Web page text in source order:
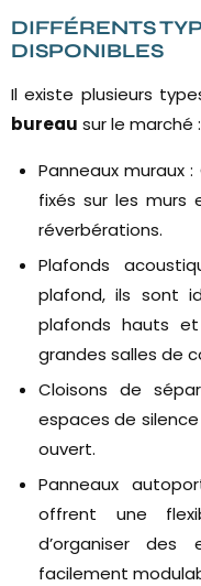
DIFFÉRENTS
DISPONIBLES
Il existe plusieurs
bureau sur le marché :
Panneaux muraux
fixés sur les murs
réverbérations.
Plafonds
plafond, ils sont
plafonds hauts
grandes salles de
Cloisons de
espaces de
ouvert.
Panneaux
offrent une
d’organiser des
facilement